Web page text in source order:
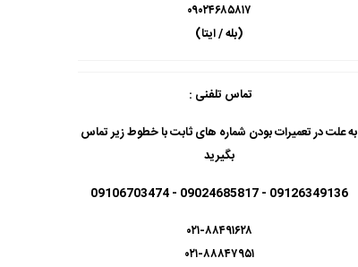
۰۹۰۲۴۶۸۵۸۱۷
(بله / ایتا)
تماس تلفنی :
به علت در تعمیرات بودن شماره های ثابت با خطوط زیر تماس
بگیرید
09126349136 - 09024685817 - 09106703474
۰۲۱-۸۸۴۹۱۶۲۸
۰۲۱-۸۸۸۴۷۹۵۱